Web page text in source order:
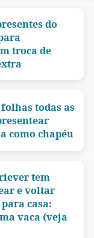
do
troca de
todas as
como chapéu
tem
e voltar
casa:
vaca (veja